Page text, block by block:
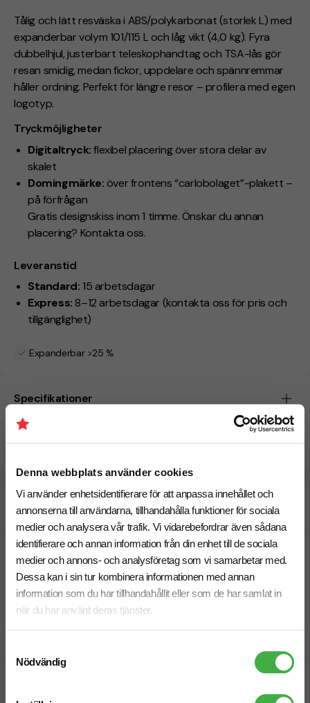
Denna webbplats använder cookies
Vi använder enhetsidentifierare för att anpassa innehållet och
annonserna till användarna, tillhandahålla funktioner för sociala
medier och analysera vår trafik. Vi vidarebefordrar även sådana
identifierare och annan information från din enhet till de sociala
medier och annons- och analysföretag som vi samarbetar med.
Dessa kan i sin tur kombinera informationen med annan
information som du har tillhandahållit eller som de har samlat in
när du har använt deras tjänster.
Nödvändig
Tålig och lätt resväska i ABS/polykarbonat (storlek L) med
expanderbar volym 101/115 L och låg vikt (4,0 kg). Fyra
dubbelhjul, justerbart teleskophandtag och TSA-lås gör
resan smidig, medan fickor, uppdelare och spännremmar
håller ordning. Perfekt för längre resor – profilera med egen
logotyp.
Tryckmöjligheter
Digitaltryck:flexibel placering över stora delar av
skalet
Domingmärke: över frontens “carlobolaget”-plakett –
på förfrågan
Gratis designskiss inom 1 timme. Önskar du annan
placering? Kontakta oss.
Leveranstid
Standard: 15 arbetsdagar
Express: 8–12 arbetsdagar (kontakta oss för pris och
tillgänglighet)
Expanderbar >25 %
Specifikationer
Pristabell
31 Augusti Beräknad leveranstid:
Snabbare leverans? Kontakta oss.